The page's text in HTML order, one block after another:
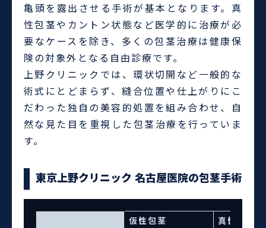
亀頭を露出させる手術が基本となります。真
性包茎やカントン状態など医学的に治療が必
要なケースを除き、多くの包茎治療は健康保
険の対象外となる自由診療です。
上野クリニックでは、環状切開など一般的な
術式にとどまらず、縫合位置や仕上がりにこ
だわった独自の美容的処置を組み合わせ、自
然な見た目を重視した包茎治療を行っていま
す。
東京上野クリニック 名古屋医院の包茎手術
仮性包茎 真性包茎